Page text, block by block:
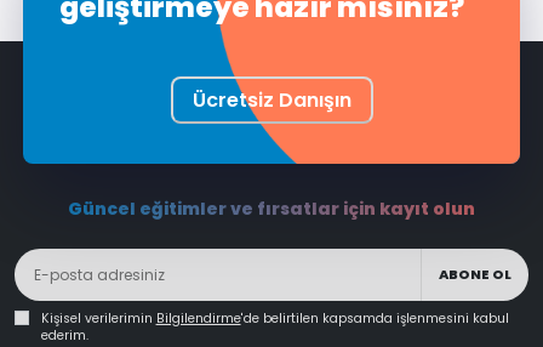
Ücretsiz Danışın
Güncel eğitimler ve fırsatlar için kayıt olun
ABONE OL
Kişisel verilerimin Bilgilendirme'de belirtilen kapsamda işlenmesini kabul
ederim.